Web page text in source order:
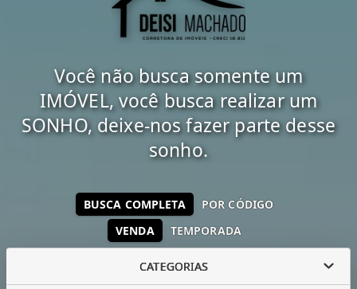
Você não busca somente um
IMÓVEL, você busca realizar um
SONHO, deixe-nos fazer parte desse
sonho.
VENDA TEMPORADA
BUSCA COMPLETA POR CÓDIGO
CATEGORIAS